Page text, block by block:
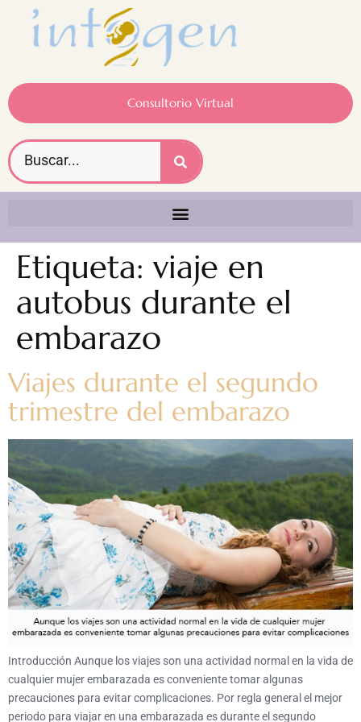
Consultorio Virtual
Etiqueta: viaje en
autobus durante el
embarazo
Viajes durante el segundo
trimestre del embarazo
Introducción Aunque los viajes son una actividad normal en la vida de
cualquier mujer embarazada es conveniente tomar algunas
precauciones para evitar complicaciones. Por regla general el mejor
periodo para viajar en una embarazada es durante el segundo